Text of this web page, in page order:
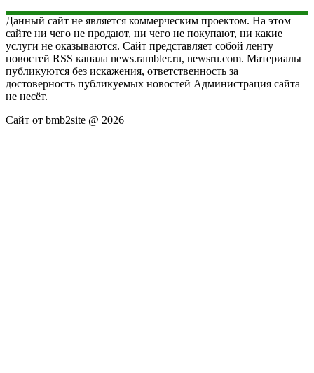
Данный сайт не является коммерческим проектом. На этом
сайте ни чего не продают, ни чего не покупают, ни какие
услуги не оказываются. Сайт представляет собой ленту
новостей RSS канала news.rambler.ru, newsru.com. Материалы
публикуются без искажения, ответственность за
достоверность публикуемых новостей Администрация сайта
не несёт.
Сайт от bmb2site @ 2026